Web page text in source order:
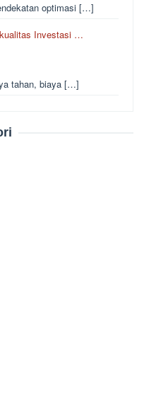
optimasi […]
Investasi …
tahan, biaya […]